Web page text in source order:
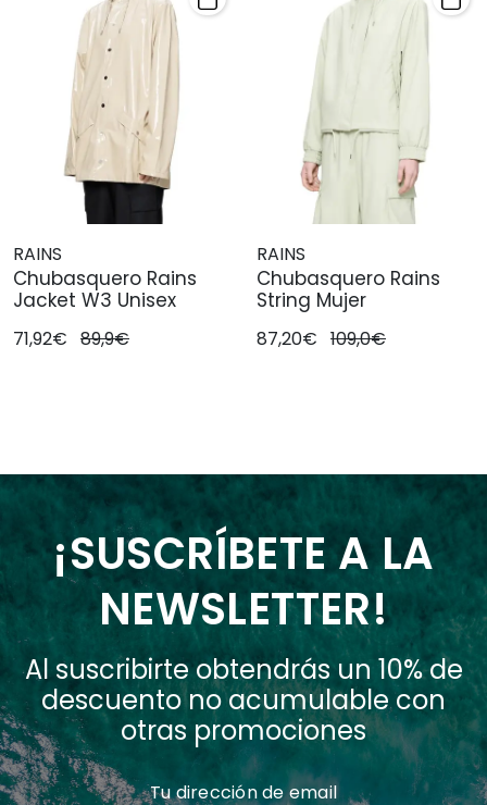
RAINS
Chubasquero Rains
Jacket W3 Unisex
71,92€ 89,9€
RAINS
Chubasquero Rains
String Mujer
87,20€ 109,0€
¡SUSCRÍBETE A LA
NEWSLETTER!
Al suscribirte obtendrás un 10% de
descuento no acumulable con
otras promociones